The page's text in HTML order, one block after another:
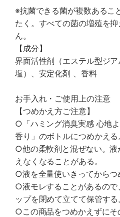
※抗菌できる菌が複数あるこ
たく。すべての菌の増殖を
ん。
【成分】
界面活性剤（エステル型ジ
塩）、安定化剤 、香料
お手入れ・ご使用上の注意
【つめかえ方ご注意】
○「ハミング消臭実感 心地
香り」のボトルにつめかえる
○他の柔軟剤と混ぜない。液
えなくなることがある。
○液を全量使いきってからつ
○液モレすることがあるので
ップを閉めて立てて保管する
○この商品をつめかえずにそ